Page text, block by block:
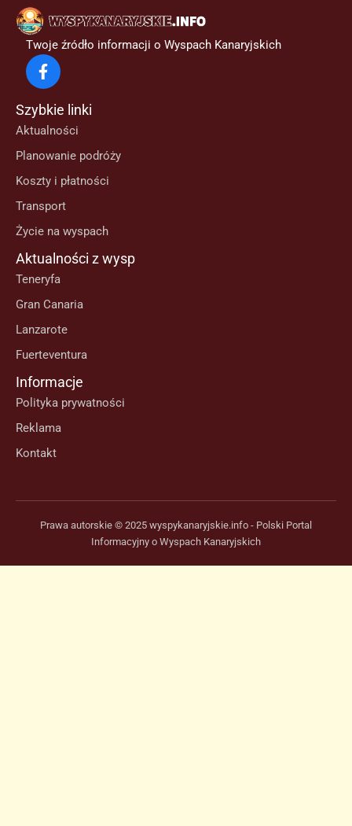
Twoje źródło informacji o Wyspach Kanaryjskich
Szybkie linki
Aktualności
Planowanie podróży
Koszty i płatności
Transport
Życie na wyspach
Aktualności z wysp
Teneryfa
Gran Canaria
Lanzarote
Fuerteventura
Informacje
Polityka prywatności
Reklama
Kontakt
Prawa autorskie © 2025 wyspykanaryjskie.info - Polski Portal
Informacyjny o Wyspach Kanaryjskich